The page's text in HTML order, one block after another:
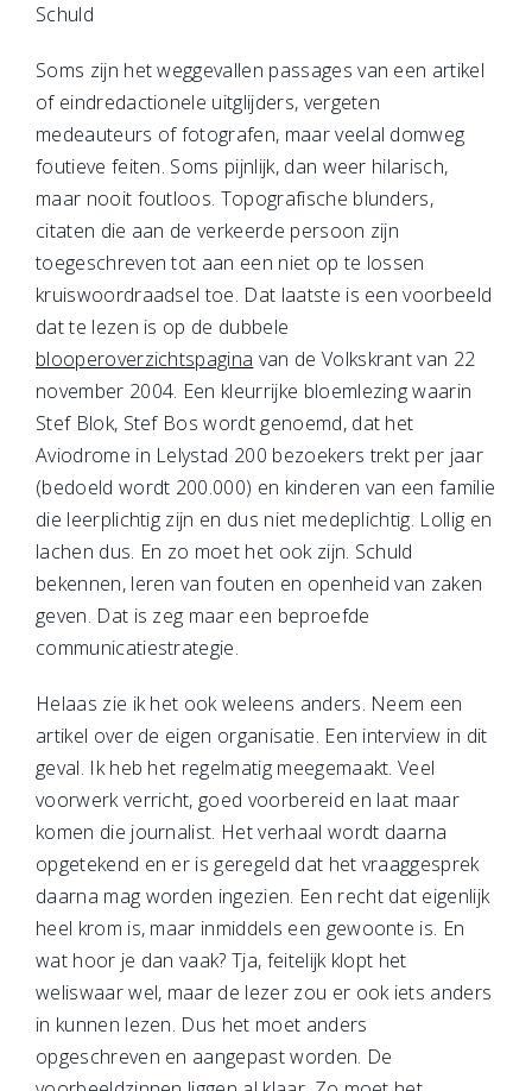
Schuld
Soms zijn het weggevallen passages van een artikel
of eindredactionele uitglijders, vergeten
medeauteurs of fotografen, maar veelal domweg
foutieve feiten. Soms pijnlijk, dan weer hilarisch,
maar nooit foutloos. Topografische blunders,
citaten die aan de verkeerde persoon zijn
toegeschreven tot aan een niet op te lossen
kruiswoordraadsel toe. Dat laatste is een voorbeeld
dat te lezen is op de dubbele
blooperoverzichtspagina van de Volkskrant van 22
november 2004. Een kleurrijke bloemlezing waarin
Stef Blok, Stef Bos wordt genoemd, dat het
Aviodrome in Lelystad 200 bezoekers trekt per jaar
(bedoeld wordt 200.000) en kinderen van een familie
die leerplichtig zijn en dus niet medeplichtig. Lollig en
lachen dus. En zo moet het ook zijn. Schuld
bekennen, leren van fouten en openheid van zaken
geven. Dat is zeg maar een beproefde
communicatiestrategie.
Helaas zie ik het ook weleens anders. Neem een
artikel over de eigen organisatie. Een interview in dit
geval. Ik heb het regelmatig meegemaakt. Veel
voorwerk verricht, goed voorbereid en laat maar
komen die journalist. Het verhaal wordt daarna
opgetekend en er is geregeld dat het vraaggesprek
daarna mag worden ingezien. Een recht dat eigenlijk
heel krom is, maar inmiddels een gewoonte is. En
wat hoor je dan vaak? Tja, feitelijk klopt het
weliswaar wel, maar de lezer zou er ook iets anders
in kunnen lezen. Dus het moet anders
opgeschreven en aangepast worden. De